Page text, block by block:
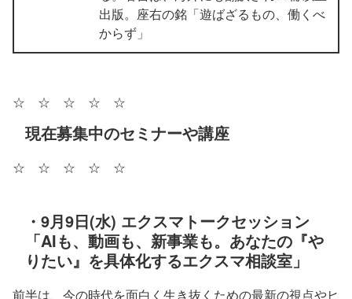
出版。座右の銘「遊ばざるもの、働くべ
からず」
☆ ☆ ☆ ☆ ☆
現在募集中のセミナーや講座
☆ ☆ ☆ ☆ ☆
・9月9日(水) エクスマトークセッション
「AIも、動画も、新事業も。あなたの『や
りたい』を具体化するエクスマ相談室」
前半は、今の時代を面白く生き抜くための最新の視点やヒ